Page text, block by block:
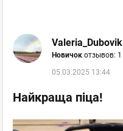
Valeria_Dubovik
Новичок отзывов: 1
05.03.2025 13:44
Найкраща піца!